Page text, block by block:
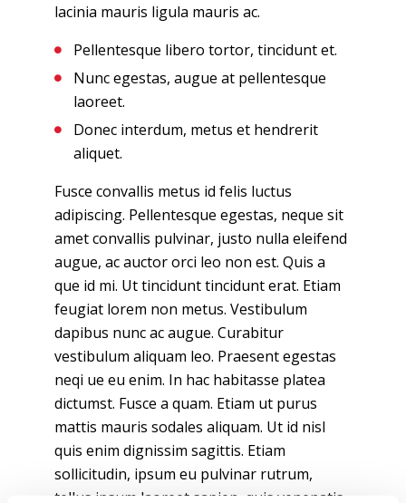
lacinia mauris ligula mauris ac.
Pellentesque libero tortor, tincidunt et.
Nunc egestas, augue at pellentesque
laoreet.
Donec interdum, metus et hendrerit
aliquet.
Fusce convallis metus id felis luctus
adipiscing. Pellentesque egestas, neque sit
amet convallis pulvinar, justo nulla eleifend
augue, ac auctor orci leo non est. Quis a
que id mi. Ut tincidunt tincidunt erat. Etiam
feugiat lorem non metus. Vestibulum
dapibus nunc ac augue. Curabitur
vestibulum aliquam leo. Praesent egestas
neqi ue eu enim. In hac habitasse platea
dictumst. Fusce a quam. Etiam ut purus
mattis mauris sodales aliquam. Ut id nisl
quis enim dignissim sagittis. Etiam
sollicitudin, ipsum eu pulvinar rutrum,
tellus ipsum laoreet sapien, quis venenatis